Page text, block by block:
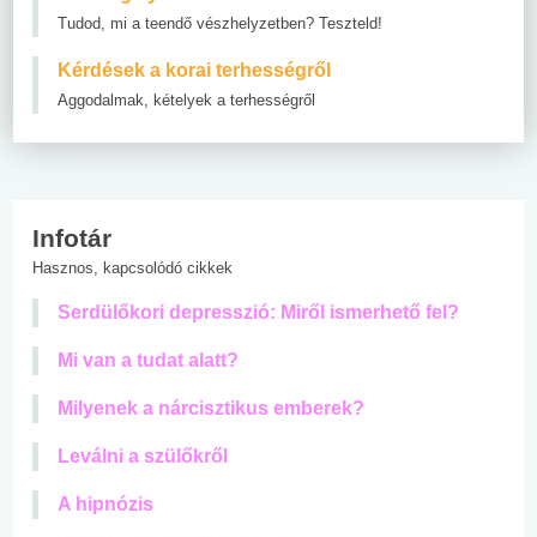
Tudod, mi a teendő vészhelyzetben? Teszteld!
Kérdések a korai terhességről
Aggodalmak, kételyek a terhességről
Infotár
Hasznos, kapcsolódó cikkek
Serdülőkori depresszió: Miről ismerhető fel?
Mi van a tudat alatt?
Milyenek a nárcisztikus emberek?
Leválni a szülőkről
A hipnózis